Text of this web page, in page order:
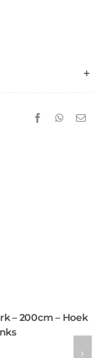
– 200cm – Hoek